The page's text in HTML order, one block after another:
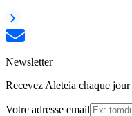
Newsletter
Recevez Aleteia chaque
Votre adresse email